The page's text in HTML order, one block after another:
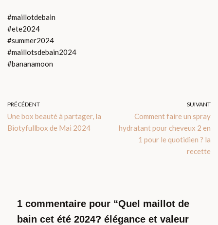
#maillotdebain
#ete2024
#summer2024
#maillotsdebain2024
#bananamoon
PRÉCÉDENT
Une box beauté à partager, la
Biotyfullbox de Mai 2024
SUIVANT
Comment faire un spray
hydratant pour cheveux 2 en
1 pour le quotidien ? la
recette
1 commentaire pour “Quel maillot de
bain cet été 2024? élégance et valeur